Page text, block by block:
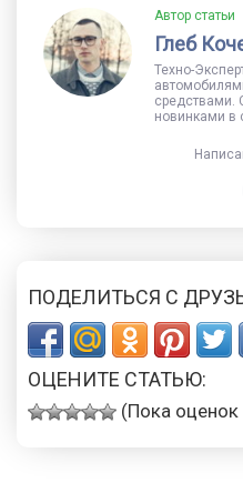
Автор статьи
Глеб
Техно-
средствами.
новинками в
ПОДЕЛИТЬСЯ С
ОЦЕНИТЕ СТАТЬЮ:
(Пока оценок